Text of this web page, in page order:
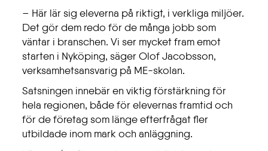
– Här lär sig eleverna på riktigt, i verkliga miljöer.
Det gör dem redo för de många jobb som
väntar i branschen. Vi ser mycket fram emot
starten i Nyköping, säger Olof Jacobsson,
verksamhetsansvarig på ME-skolan.
Satsningen innebär en viktig förstärkning för
hela regionen, både för elevernas framtid och
för de företag som länge efterfrågat fler
utbildade inom mark och anläggning.